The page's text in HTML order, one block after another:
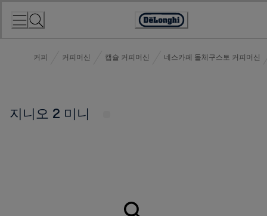
Accessibility
커피 커피머신 캡슐 커피머신 네스카페 돌체구스토 커피머신
지니오 2 미니